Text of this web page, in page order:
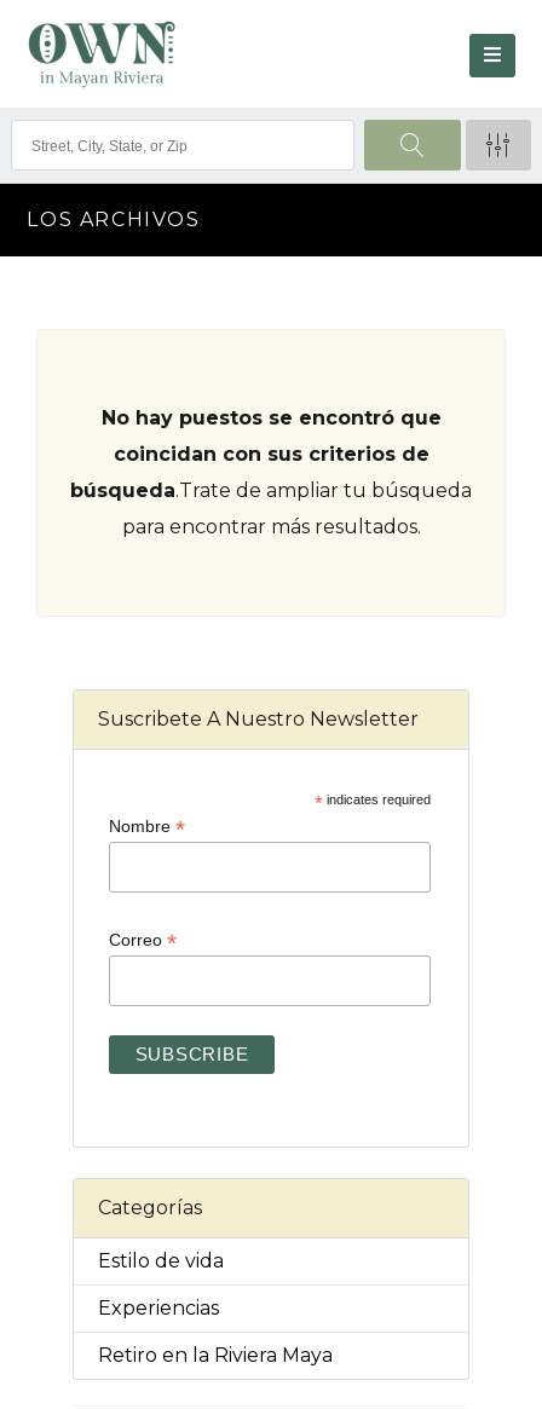
LOS ARCHIVOS
No hay puestos se encontró que
coincidan con sus criterios de
búsqueda.Trate de ampliar tu búsqueda
para encontrar más resultados.
Suscribete A Nuestro Newsletter
*indicates required
Nombre *
Correo *
Categorías
Estilo de vida
Experiencias
Retiro en la Riviera Maya